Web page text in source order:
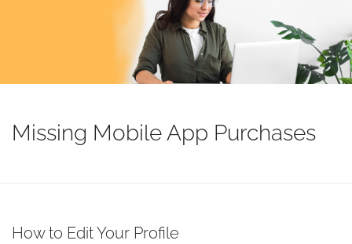
Missing Mobile App Purchases
How to Edit Your Profile